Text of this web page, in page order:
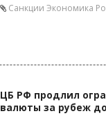
Санкции Экономика
ЦБ РФ продлил
валюты за рубеж